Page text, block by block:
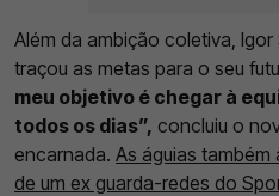
Além da ambição coletiva,
traçou as metas para o seu
meu objetivo é chegar à
todos os dias”, concluiu o
encarnada. As águias
de um ex guarda-redes do